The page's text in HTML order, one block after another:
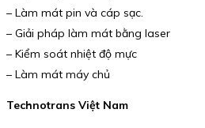
– Làm mát pin và cáp sạc.
– Giải pháp làm mát bằng laser
– Kiểm soát nhiệt độ mực
– Làm mát máy chủ
Technotrans Việt Nam